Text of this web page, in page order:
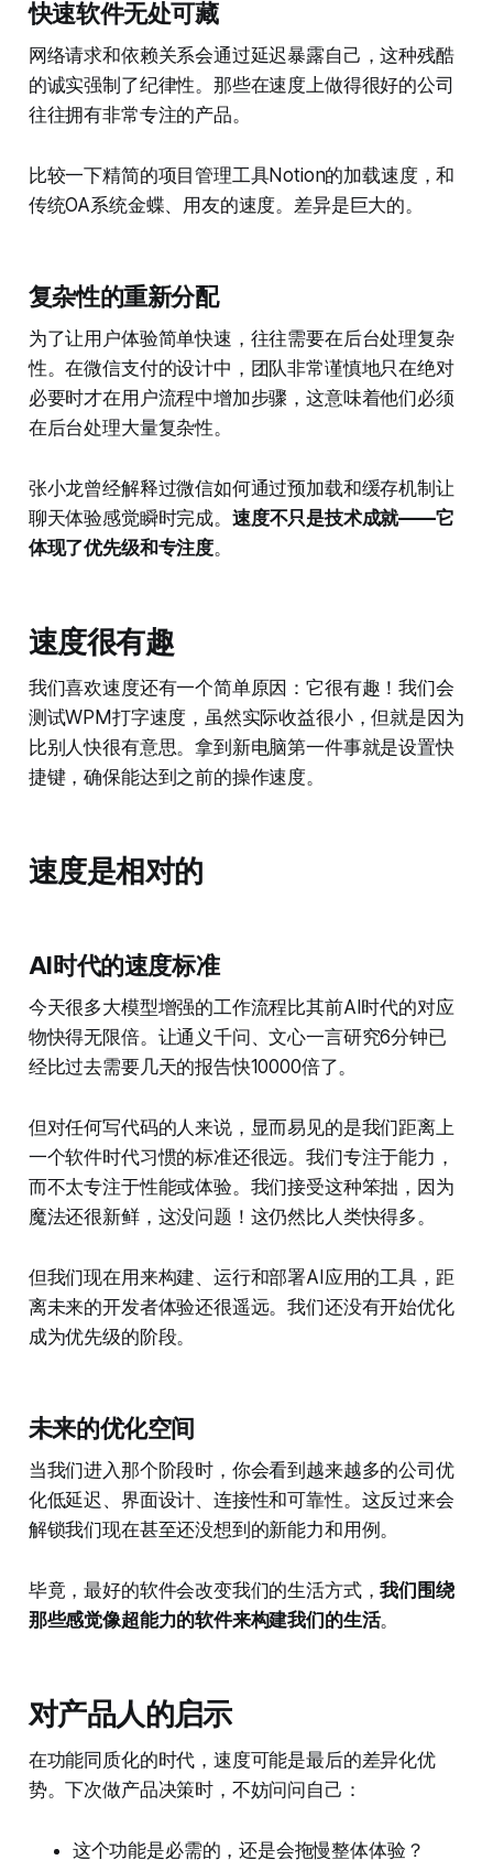
快速软件无处可藏
网络请求和依赖关系会通过延迟暴露自己，这种残酷
的诚实强制了纪律性。那些在速度上做得很好的公司
往往拥有非常专注的产品。
比较一下精简的项目管理工具Notion的加载速度，和
传统OA系统金蝶、用友的速度。差异是巨大的。
复杂性的重新分配
为了让用户体验简单快速，往往需要在后台处理复杂
性。在微信支付的设计中，团队非常谨慎地只在绝对
必要时才在用户流程中增加步骤，这意味着他们必须
在后台处理大量复杂性。
张小龙曾经解释过微信如何通过预加载和缓存机制让
聊天体验感觉瞬时完成。 速度不只是技术成就——它
体现了优先级和专注度。
速度很有趣
我们喜欢速度还有一个简单原因：它很有趣！我们会
测试WPM打字速度，虽然实际收益很小，但就是因为
比别人快很有意思。拿到新电脑第一件事就是设置快
捷键，确保能达到之前的操作速度。
速度是相对的
AI时代的速度标准
今天很多大模型增强的工作流程比其前AI时代的对应
物快得无限倍。让通义千问、文心一言研究6分钟已
经比过去需要几天的报告快10000倍了。
但对任何写代码的人来说，显而易见的是我们距离上
一个软件时代习惯的标准还很远。我们专注于能力，
而不太专注于性能或体验。我们接受这种笨拙，因为
魔法还很新鲜，这没问题！这仍然比人类快得多。
但我们现在用来构建、运行和部署AI应用的工具，距
离未来的开发者体验还很遥远。我们还没有开始优化
成为优先级的阶段。
未来的优化空间
当我们进入那个阶段时，你会看到越来越多的公司优
化低延迟、界面设计、连接性和可靠性。这反过来会
解锁我们现在甚至还没想到的新能力和用例。
毕竟，最好的软件会改变我们的生活方式，我们围绕
那些感觉像超能力的软件来构建我们的生活。
对产品人的启示
在功能同质化的时代，速度可能是最后的差异化优
势。下次做产品决策时，不妨问问自己：
这个功能是必需的，还是会拖慢整体体验？